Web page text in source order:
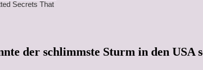
der schlimmste Sturm in den USA